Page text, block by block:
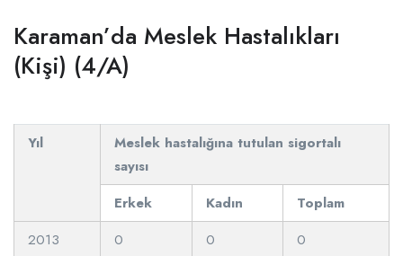
Karaman’da Meslek Hastalıkları
(Kişi) (4/A)
Yıl
Meslek hastalığına tutulan sigortalı
sayısı
Erkek
Kadın
Toplam
2013
0 0
0